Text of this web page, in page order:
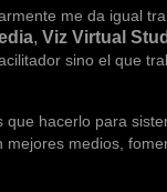
me da igual
, Viz Virtual
sino el que
hacerlo para
mejores medios,